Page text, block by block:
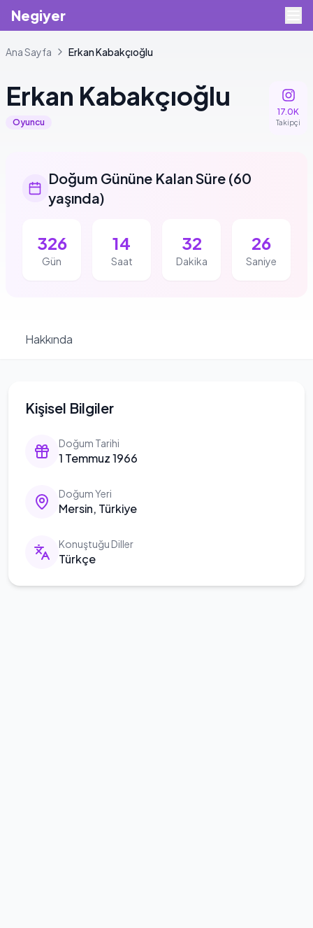
Negiyer
Ana Sayfa ErkanKabakçıoğlu
Erkan Kabakçıoğlu
Oyuncu
17.0K
Takipçi
Doğum Gününe Kalan Süre(60
yaşında)
326
Gün
14
Saat
32
Dakika
26
Saniye
Hakkında
Kişisel Bilgiler
Doğum Tarihi
1 Temmuz 1966
Doğum Yeri
Mersin, Türkiye
Konuştuğu Diller
Türkçe